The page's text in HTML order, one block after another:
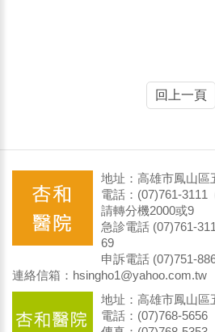
回上一頁
地址：高雄市鳳山區
電話：(07)761-
請轉分機2000或9
急診電話 (07)761-
69
申訴電話 (07)751-
連絡信箱：hsingho1@yahoo.com.tw
地址：高雄市鳳山區
電話：(07)768-5656